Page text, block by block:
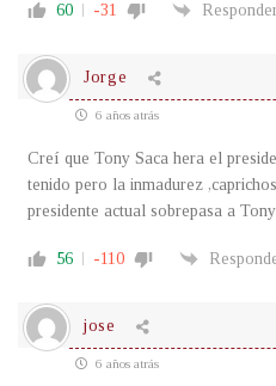
60 -31
Jorge
6 años atrás
Creí que Tony Saca hera el
tenido pero la inmadurez
presidente actual sobrepasa a Tony
56 -110
jose
6 años atrás